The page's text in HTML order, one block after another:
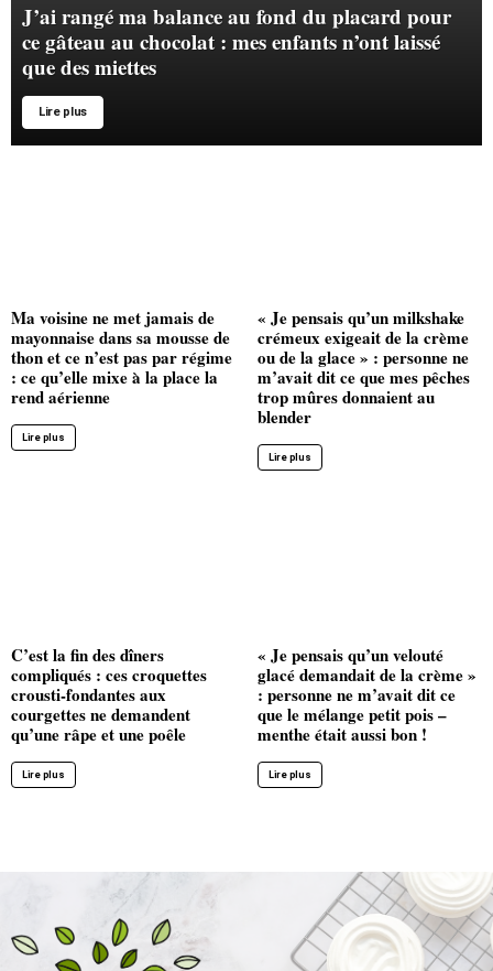
J’ai rangé ma balance au fond du placard pour
ce gâteau au chocolat : mes enfants n’ont laissé
que des miettes
Lire plus
Ma voisine ne met jamais de
mayonnaise dans sa mousse de
thon et ce n’est pas par régime
: ce qu’elle mixe à la place la
rend aérienne
Lire plus
« Je pensais qu’un milkshake
crémeux exigeait de la crème
ou de la glace » : personne ne
m’avait dit ce que mes pêches
trop mûres donnaient au
blender
Lire plus
C’est la fin des dîners
compliqués : ces croquettes
crousti-fondantes aux
courgettes ne demandent
qu’une râpe et une poêle
Lire plus
« Je pensais qu’un velouté
glacé demandait de la crème »
: personne ne m’avait dit ce
que le mélange petit pois –
menthe était aussi bon !
Lire plus